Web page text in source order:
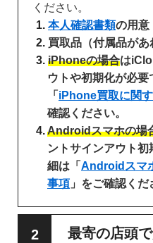
ください。
本人確認書類の用意
買取品（付属品があ
iPhoneの場合は
ウトや初期化が必要
「 iPhone買取に関
確認ください。
Androidスマホの場
ントサインアウト
細は「 Androidスマ
事項 」をご確認くだ
最寄の店頭